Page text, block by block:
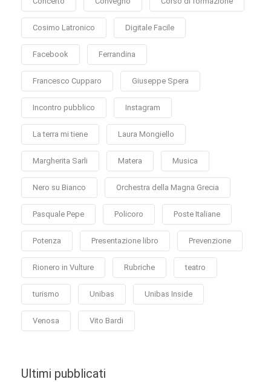
Cosimo Latronico Digitale Facile
Facebook Ferrandina
Francesco Cupparo Giuseppe Spera
Incontro pubblico Instagram
La terra mi tiene Laura Mongiello
Margherita Sarli Matera Musica
Nero su Bianco Orchestra della Magna Grecia
Pasquale Pepe Policoro Poste Italiane
Potenza Presentazione libro Prevenzione
Rionero in Vulture Rubriche teatro
turismo Unibas Unibas Inside
Venosa Vito Bardi
Ultimi pubblicati